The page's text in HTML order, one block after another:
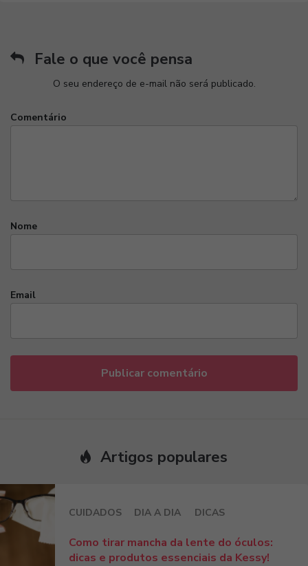
Fale o que você pensa
O seu endereço de e-mail não será publicado.
Nome
Email
Comentário
Artigos populares
CUIDADOS DIA A DIA DICAS
Como tirar mancha da lente do óculos:
dicas e produtos essenciais da Kessy!